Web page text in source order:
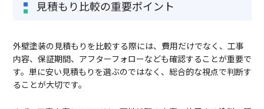
見積もり比較の重要ポイント
外壁塗装の見積もりを比較する際には、費用だけでなく、工事
内容、保証期間、アフターフォローなども確認することが重要で
す。単に安い見積もりを選ぶのではなく、総合的な視点で判断す
ることが大切です。